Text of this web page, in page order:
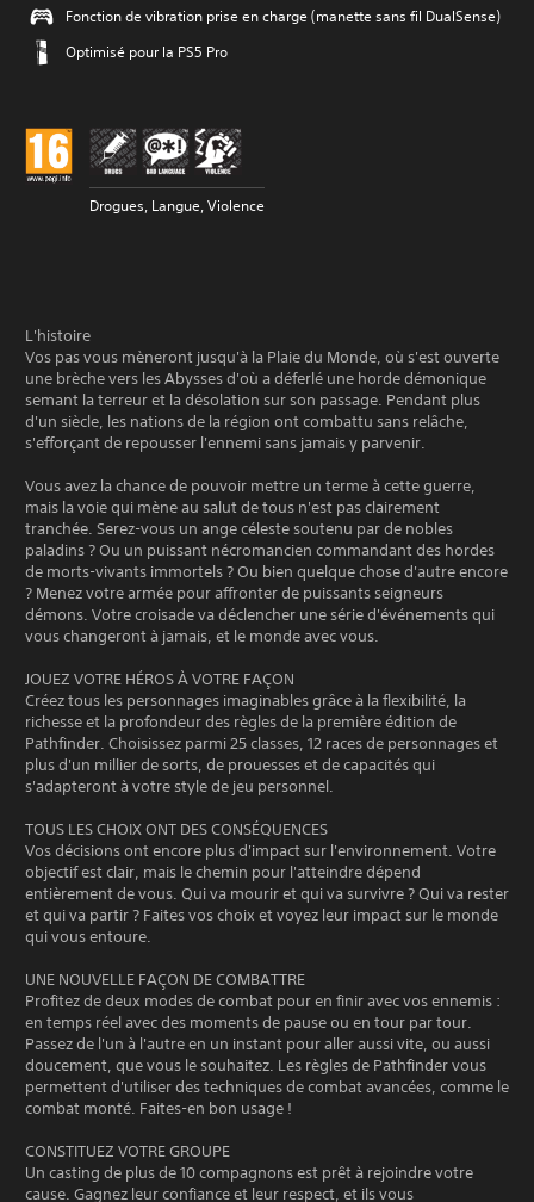
Fonction de vibration prise en charge (manette sans fil DualSense)
Optimisé pour la PS5 Pro
Drogues, Langue, Violence
L'histoire
Vos pas vous mèneront jusqu'à la Plaie du Monde, où s'est ouverte
une brèche vers les Abysses d'où a déferlé une horde démonique
semant la terreur et la désolation sur son passage. Pendant plus
d'un siècle, les nations de la région ont combattu sans relâche,
s'efforçant de repousser l'ennemi sans jamais y parvenir.
Vous avez la chance de pouvoir mettre un terme à cette guerre,
mais la voie qui mène au salut de tous n'est pas clairement
tranchée. Serez-vous un ange céleste soutenu par de nobles
paladins ? Ou un puissant nécromancien commandant des hordes
de morts-vivants immortels ? Ou bien quelque chose d'autre encore
? Menez votre armée pour affronter de puissants seigneurs
démons. Votre croisade va déclencher une série d'événements qui
vous changeront à jamais, et le monde avec vous.
JOUEZ VOTRE HÉROS À VOTRE FAÇON
Créez tous les personnages imaginables grâce à la flexibilité, la
richesse et la profondeur des règles de la première édition de
Pathfinder. Choisissez parmi 25 classes, 12 races de personnages et
plus d'un millier de sorts, de prouesses et de capacités qui
s'adapteront à votre style de jeu personnel.
TOUS LES CHOIX ONT DES CONSÉQUENCES
Vos décisions ont encore plus d'impact sur l'environnement. Votre
objectif est clair, mais le chemin pour l'atteindre dépend
entièrement de vous. Qui va mourir et qui va survivre ? Qui va rester
et qui va partir ? Faites vos choix et voyez leur impact sur le monde
qui vous entoure.
UNE NOUVELLE FAÇON DE COMBATTRE
Profitez de deux modes de combat pour en finir avec vos ennemis :
en temps réel avec des moments de pause ou en tour par tour.
Passez de l'un à l'autre en un instant pour aller aussi vite, ou aussi
doucement, que vous le souhaitez. Les règles de Pathfinder vous
permettent d'utiliser des techniques de combat avancées, comme le
combat monté. Faites-en bon usage !
CONSTITUEZ VOTRE GROUPE
Un casting de plus de 10 compagnons est prêt à rejoindre votre
cause. Gagnez leur confiance et leur respect, et ils vous